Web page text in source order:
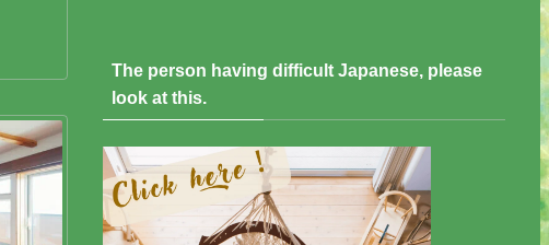
The person having difficult Japanese, please
look at this.